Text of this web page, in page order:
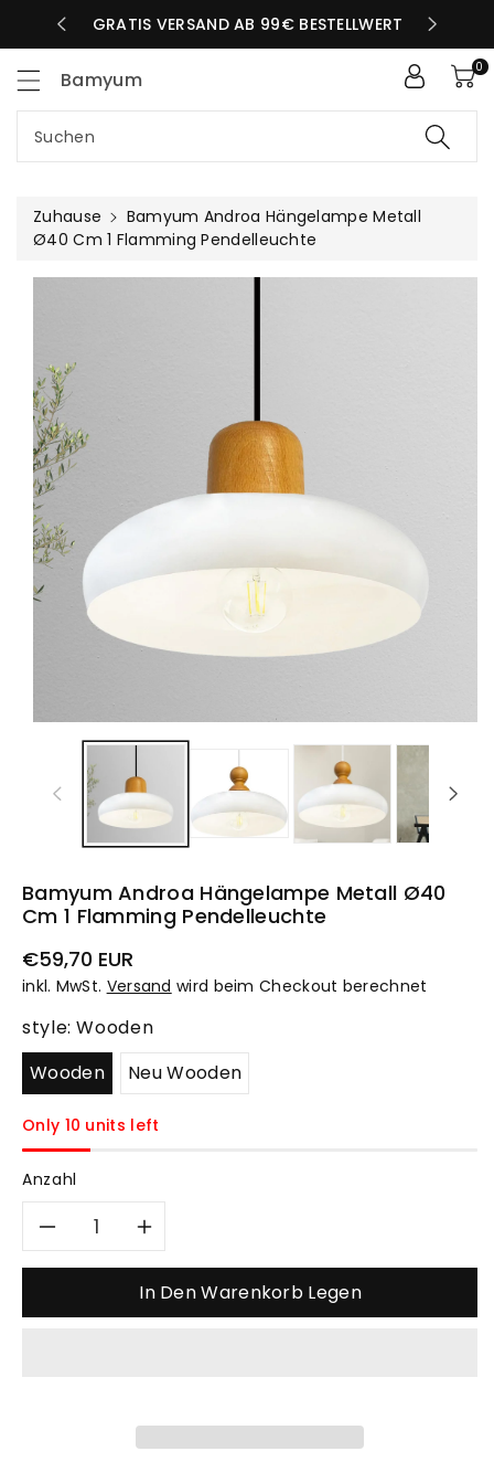
TAG GRATIS VERSAND AB 99€ BESTELLWERT
Bamyum
Suchen
0
Zuhause
Bamyum Androa Hängelampe Metall
Ø40 Cm 1 Flamming Pendelleuchte
Bamyum Androa Hängelampe Metall Ø40
Cm 1 Flamming Pendelleuchte
Normaler
Preis
€59,70 EUR
inkl. MwSt. Versand wird beim Checkout berechnet
style:Wooden
Wooden
Neu Wooden
Only 10 units left
Anzahl
Verringere
Bamyum
Erhöhe
die
Bamyum
In Den Warenkorb Legen